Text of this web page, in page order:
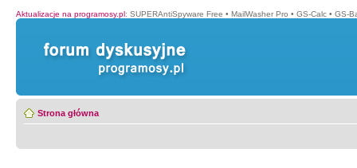
Aktualizacje na programosy.pl: SUPERAntiSpyware Free • MailWasher Pro • GS-Calc • GS-
Strona główna